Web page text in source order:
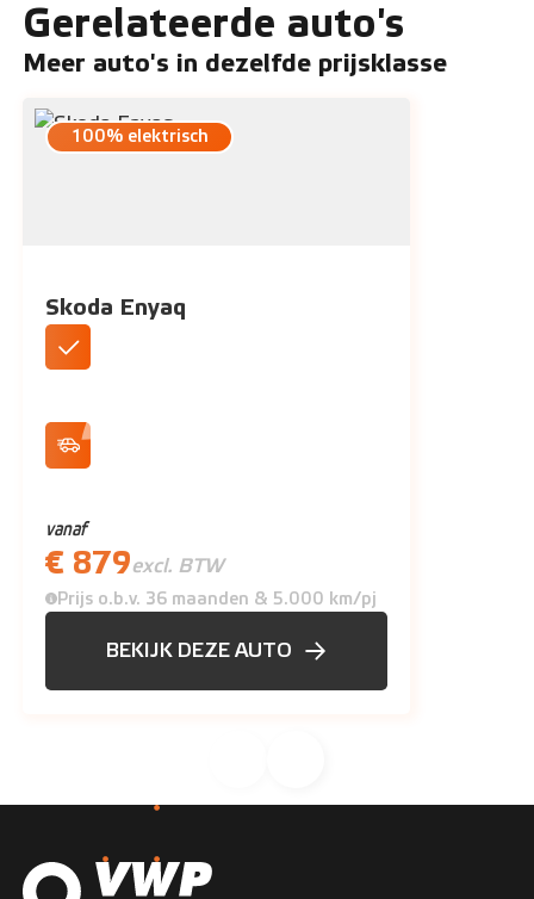
Gerelateerde auto's
Meer auto's in dezelfde prijsklasse
100% elektrisch
Skoda Enyaq
vanaf
€ 879excl. BTW
Prijs o.b.v. 36 maanden & 5.000 km/pj
BEKIJK DEZE AUTO